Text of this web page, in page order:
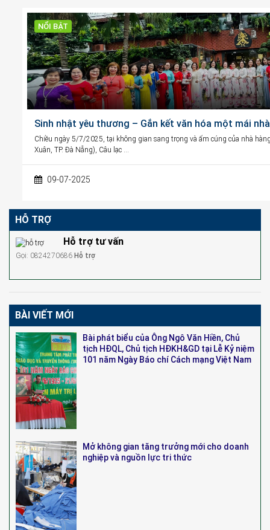
NỔI BẬT
Sinh nhật yêu thương – Gắn kết văn hóa một mái nhà
Chiều ngày 5/7/2025, tại không gian sang trọng và ấm cúng của nhà
Xuân, TP. Đà Nẵng), Câu lạc …
09-07-2025
HỖ TRỢ
Hỗ trợ tư vấn
Gọi: 0824270686 Hỗ trợ
BÀI VIẾT MỚI
Bài phát biểu của Ông Ngô Văn Hiền, Chủ
tịch HĐQL, Chủ tịch HĐKH&GD tại Lễ Kỷ niệm
101 năm Ngày Báo chí Cách mạng Việt Nam
Mở không gian tăng trưởng mới cho doanh
nghiệp và nguồn lực tri thức